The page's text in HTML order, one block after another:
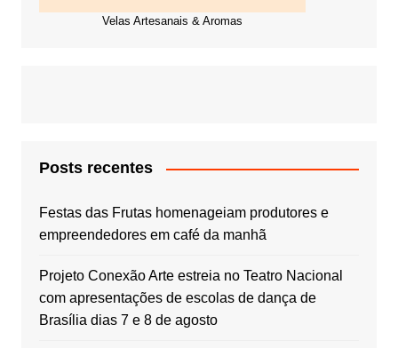
Velas Artesanais & Aromas
Posts recentes
Festas das Frutas homenageiam produtores e
empreendedores em café da manhã
Projeto Conexão Arte estreia no Teatro Nacional
com apresentações de escolas de dança de
Brasília dias 7 e 8 de agosto